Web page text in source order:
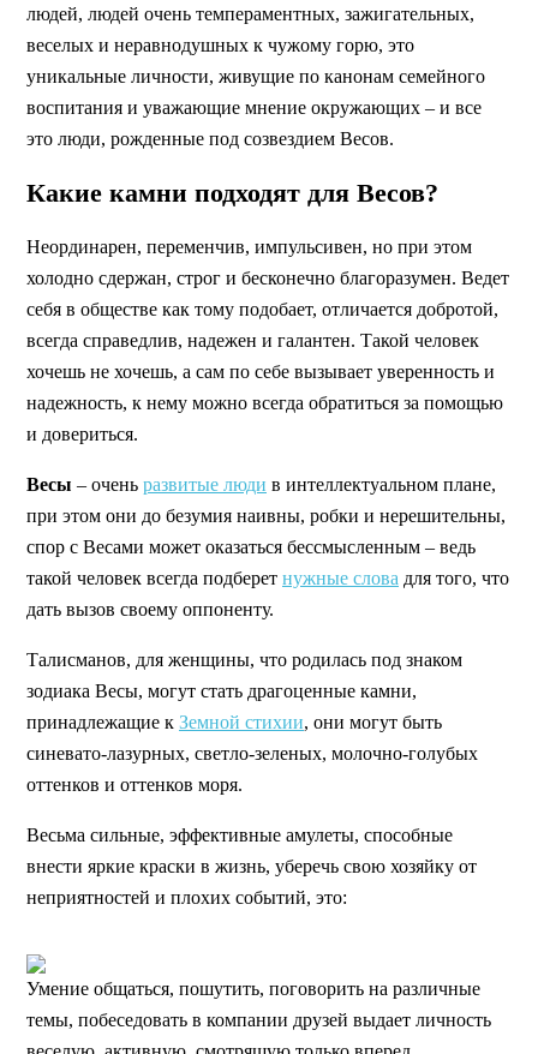
людей, людей очень темпераментных, зажигательных,
веселых и неравнодушных к чужому горю, это
уникальные личности, живущие по канонам семейного
воспитания и уважающие мнение окружающих – и все
это люди, рожденные под созвездием Весов.
Какие камни подходят для Весов?
Неординарен, переменчив, импульсивен, но при этом
холодно сдержан, строг и бесконечно благоразумен. Ведет
себя в обществе как тому подобает, отличается добротой,
всегда справедлив, надежен и галантен. Такой человек
хочешь не хочешь, а сам по себе вызывает уверенность и
надежность, к нему можно всегда обратиться за помощью
и довериться.
Весы – очень развитые люди в интеллектуальном плане,
при этом они до безумия наивны, робки и нерешительны,
спор с Весами может оказаться бессмысленным – ведь
такой человек всегда подберет нужные слова для того, что
дать вызов своему оппоненту.
Талисманов, для женщины, что родилась под знаком
зодиака Весы, могут стать драгоценные камни,
принадлежащие к Земной стихии, они могут быть
синевато-лазурных, светло-зеленых, молочно-голубых
оттенков и оттенков моря.
Весьма сильные, эффективные амулеты, способные
внести яркие краски в жизнь, уберечь свою хозяйку от
неприятностей и плохих событий, это:
Умение общаться, пошутить, поговорить на различные
темы, побеседовать в компании друзей выдает личность